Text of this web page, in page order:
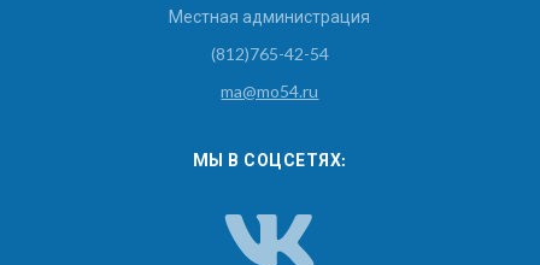
Местная администрация
(812)765-42-54
ma@mo54.ru
МЫ В СОЦСЕТЯХ: